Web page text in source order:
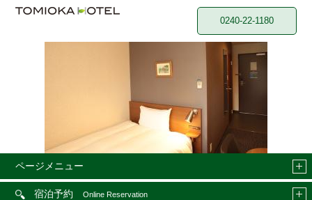
0240-22-1180
ページメニュー
宿泊予約Online Reservation